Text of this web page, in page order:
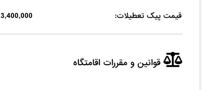
قیمت پیک تعطیلات: 3,400,000 تومان
قوانین و مقررات اقامتگاه